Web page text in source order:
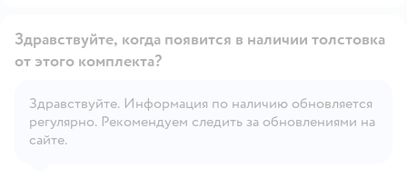
Открыть вопрос
Здравствуйте, когда появится в наличии толстовка
от этого комплекта?
Здравствуйте. Информация по наличию обновляется
регулярно. Рекомендуем следить за обновлениями на
сайте.